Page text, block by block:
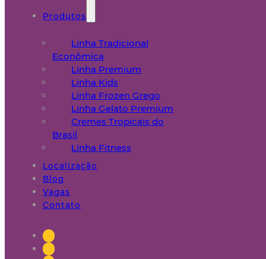
Produtos
Linha Tradicional
Econômica
Linha Premium
Linha Kids
Linha Frozen Grego
Linha Gelato Premium
Cremes Tropicais do
Brasil
Linha Fitness
Localização
Blog
Vagas
Contato